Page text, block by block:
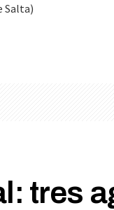
Salta)
tres